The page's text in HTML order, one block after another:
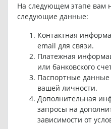
На следующем этапе вам
следующие данные:
Контактная
email для связи.
Платежная
или банковского
Паспортные
вашей личности.
Дополнительная
запросы на
зависимости от